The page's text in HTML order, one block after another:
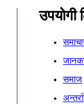
समाज